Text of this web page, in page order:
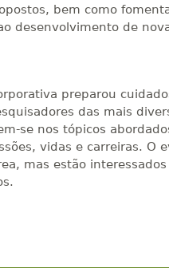
bem como
desenvolvimento de
preparou
das mais
se nos tópicos
vidas e carreiras. O
mas estão